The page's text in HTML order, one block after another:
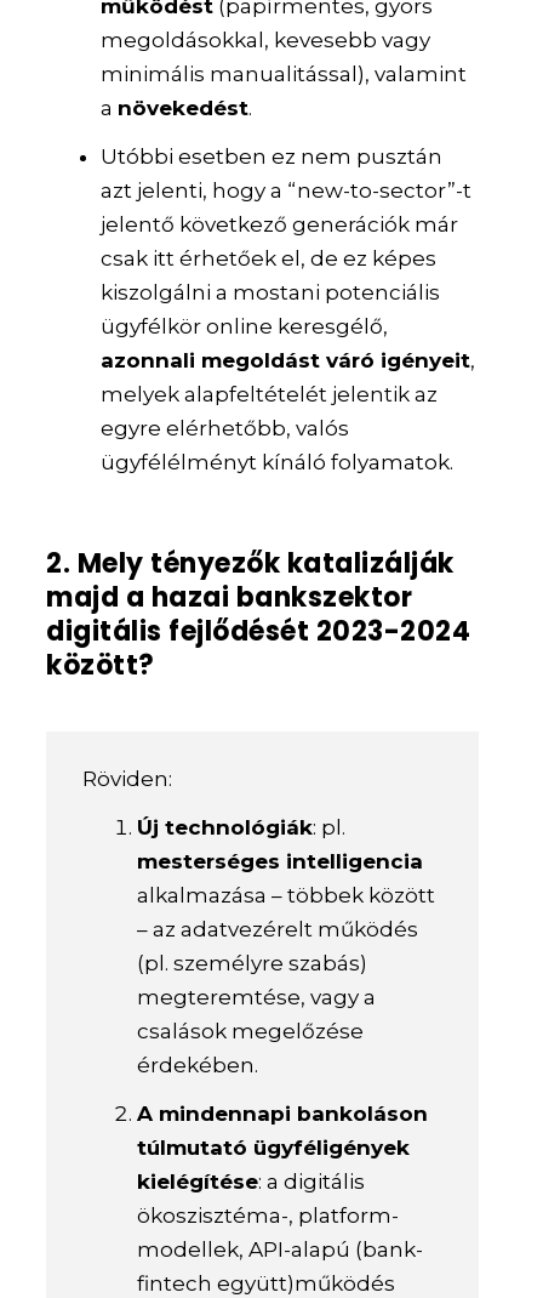
működést (papírmentes, gyors
megoldásokkal, kevesebb vagy
minimális manualitással), valamint
a növekedést.
Utóbbi esetben ez nem pusztán
azt jelenti, hogy a “new-to-sector”-t
jelentő következő generációk már
csak itt érhetőek el, de ez képes
kiszolgálni a mostani potenciális
ügyfélkör online keresgélő,
azonnali megoldást váró igényeit,
melyek alapfeltételét jelentik az
egyre elérhetőbb, valós
ügyfélélményt kínáló folyamatok.
2. Mely tényezők katalizálják
majd a hazai bankszektor
digitális fejlődését 2023-2024
között?
Röviden:
Új technológiák: pl.
mesterséges intelligencia
alkalmazása – többek között
– az adatvezérelt működés
(pl. személyre szabás)
megteremtése, vagy a
csalások megelőzése
érdekében.
A mindennapi bankoláson
túlmutató ügyféligények
kielégítése: a digitális
ökoszisztéma-, platform-
modellek, API-alapú (bank-
fintech együtt)működés